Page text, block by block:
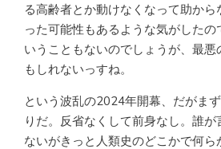
る高齢者とか動けなくなって助か
った可能性もあるような気がしたの
いうこともないのでしょうが、最
もしれないっすね。
という波乱の2024年開幕、だがま
りだ。反省なくして前身なし。誰
ないがきっと人類史のどこかで何